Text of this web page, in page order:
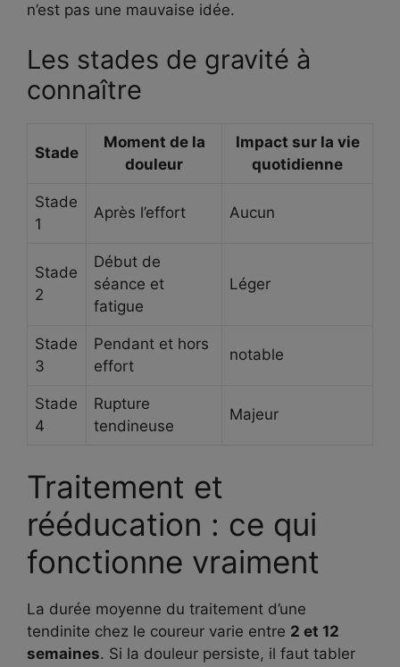
n’est pas une mauvaise idée.
Les stades de gravité à
connaître
Stade
Moment de la
douleur
Impact sur la vie
quotidienne
Stade
1
Après l’effort Aucun
Stade
2
Début de
séance et
fatigue
Léger
Stade
3
Pendant et hors
effort
notable
Stade
4
Rupture
tendineuse
Majeur
Traitement et
rééducation : ce qui
fonctionne vraiment
La durée moyenne du traitement d’une
tendinite chez le coureur varie entre 2 et 12
semaines. Si la douleur persiste, il faut tabler